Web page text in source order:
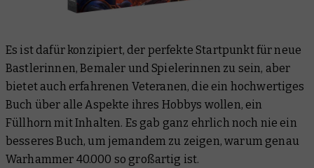
Es ist dafür konzipiert, der perfekte Startpunkt für neue
Bastlerinnen, Bemaler und Spielerinnen zu sein, aber
bietet auch erfahrenen Veteranen, die ein hochwertiges
Buch über alle Aspekte ihres Hobbys wollen, ein
Füllhorn mit Inhalten. Es gab ganz ehrlich noch nie ein
besseres Buch, um jemandem zu zeigen, warum genau
Warhammer 40.000 so großartig ist.